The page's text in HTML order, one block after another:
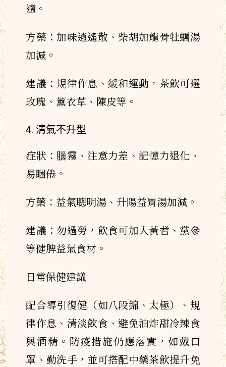
適。
方藥：加味逍遙散、柴胡加龍骨牡蠣湯
加減。
建議：規律作息、緩和運動，茶飲可選
玫瑰、薰衣草、陳皮等。
清氣不升型
症狀：腦霧、注意力差、記憶力退化、
易睏倦。
方藥：益氣聰明湯、升陽益胃湯加減。
建議：勿過勞，飲食可加入黃耆、黨參
等健脾益氣食材。
日常保健建議
配合導引復健（如八段錦、太極）、規
律作息、清淡飲食、避免油炸甜冷辣食
與酒精。防疫措施仍應落實，如戴口
罩、勤洗手，並可搭配中藥茶飲提升免